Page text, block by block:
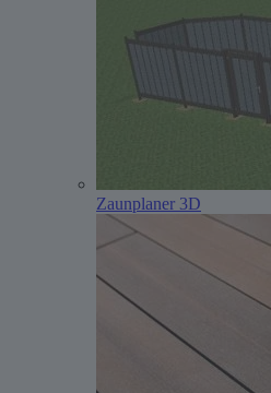
Zaunplaner 3D